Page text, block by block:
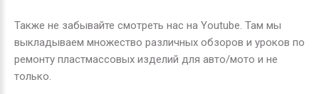
Также не забывайте смотреть нас на Youtube. Там мы
выкладываем множество различных обзоров и уроков по
ремонту пластмассовых изделий для авто/мото и не
только.